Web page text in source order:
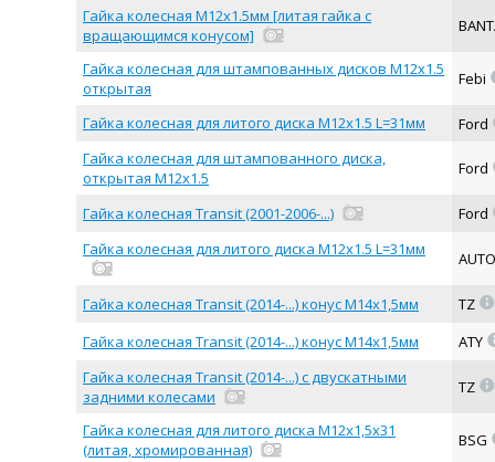
Гайка колесная М12х1.5мм [литая гайка с
вращающимся конусом]
Гайка колесная для штампованных дисков M12x1.5
открытая
Febi
Гайка колесная для литого диска М12х1.5 L=31мм Ford
Гайка колесная для штампованного диска,
открытая М12х1.5
Ford
Гайка колесная Transit (2001-2006-...) Ford
Гайка колесная для литого диска М12х1.5 L=31мм
Гайка колесная Transit (2014-...) конус M14х1,5мм TZ =
Гайка колесная Transit (2014-...) конус M14х1,5мм ATY
Гайка колесная Transit (2014-...) с двускатными
задними колесами
TZ =
Гайка колесная для литого диска М12х1,5х31
(литая, хромированная)
BSG